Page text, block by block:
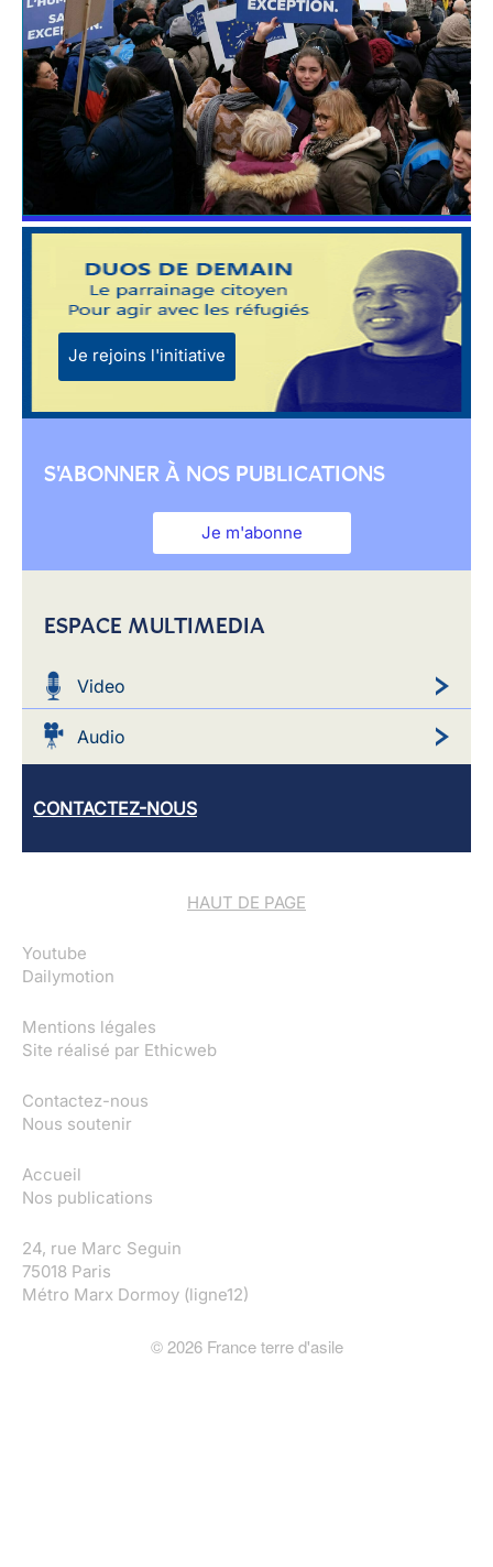
Je rejoins l'initiative
S'ABONNER À NOS PUBLICATIONS
Je m'abonne
ESPACE MULTIMEDIA
Video
Audio
CONTACTEZ-NOUS
HAUT DE PAGE
Youtube
Dailymotion
Mentions légales
Site réalisé par Ethicweb
Contactez-nous
Nous soutenir
Accueil
Nos publications
24, rue Marc Seguin
75018 Paris
Métro Marx Dormoy (ligne12)
© 2026France terre d'asile